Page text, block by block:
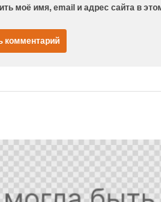
моё имя, email и адрес сайта в